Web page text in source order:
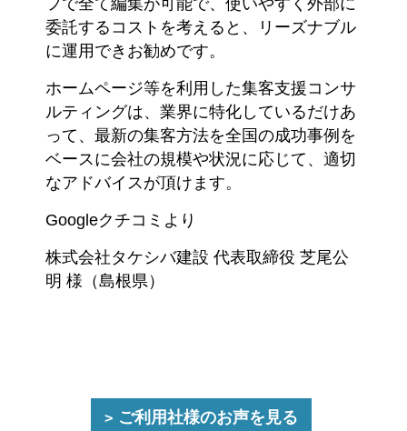
フで全て編集が可能で、使いやすく外部に
委託するコストを考えると、リーズナブル
に運用できお勧めです。
ホームページ等を利用した集客支援コンサ
ルティングは、業界に特化しているだけあ
って、最新の集客方法を全国の成功事例を
ベースに会社の規模や状況に応じて、適切
なアドバイスが頂けます。
Googleクチコミより
株式会社タケシバ建設 代表取締役 芝尾公
明 様（島根県）
ご利用社様のお声を見る